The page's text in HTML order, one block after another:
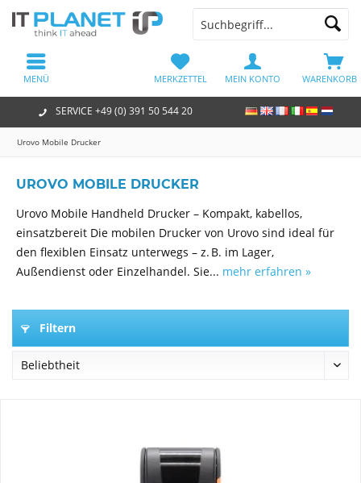
SERVICE +49 (0) 391 50 544 20
WARENKORB
MERKZETTEL MEIN KONTO
MENÜ
Urovo Mobile Drucker
UROVO MOBILE DRUCKER
Urovo Mobile Handheld Drucker – Kompakt, kabellos,
einsatzbereit Die mobilen Drucker von Urovo sind ideal für
den flexiblen Einsatz unterwegs – z. B. im Lager,
Außendienst oder Einzelhandel. Sie... mehr erfahren »
Filtern